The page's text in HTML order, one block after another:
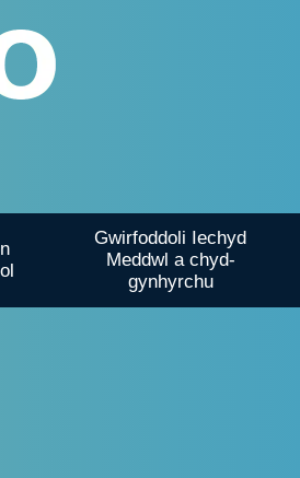
Gwirfoddoli Iechyd
Meddwl a chyd-
gynhyrchu